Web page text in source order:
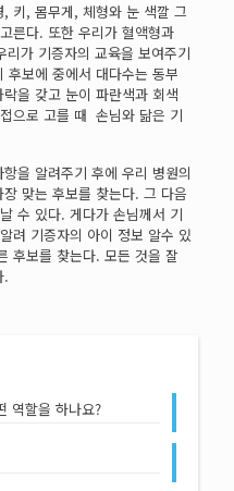
키, 몸무게, 체형와 눈 색깔 그
른다. 또한 우리가 혈액형과
가 기증자의 교육을 보여주기
보에 중에서 대다수는 동부
을 갖고 눈이 파란색과 회색
으로 고를 때 손님와 닮은 기
을 알려주기 후에 우리 병원의
맞는 후보를 찾는다. 그 다음
수 있다. 게다가 손님께서 기
려 기증자의 아이 정보 알수 있
후보를 찾는다. 모든 것을 잘
.
역할을 하나요?